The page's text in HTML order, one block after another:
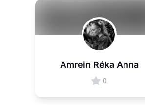
Amrein Réka Anna
0